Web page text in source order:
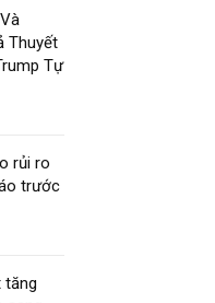
Thuyết
Tự
rủi ro
trước
tăng